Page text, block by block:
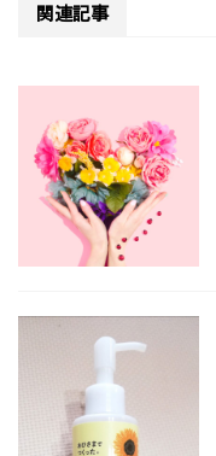
関連記事